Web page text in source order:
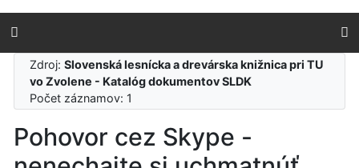
Zdroj:Slovenská lesnícka a drevárska knižnica pri TU
vo Zvolene - Katalóg dokumentov SLDK
Počet záznamov: 1
Pohovor cez Skype -